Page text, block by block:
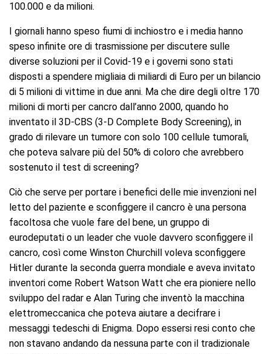
100.000 e da milioni.
I giornali hanno speso fiumi di inchiostro e i media hanno
speso infinite ore di trasmissione per discutere sulle
diverse soluzioni per il Covid-19 e i governi sono stati
disposti a spendere migliaia di miliardi di Euro per un bilancio
di 5 milioni di vittime in due anni. Ma che dire degli oltre 170
milioni di morti per cancro dall’anno 2000, quando ho
inventato il 3D-CBS (3-D Complete Body Screening), in
grado di rilevare un tumore con solo 100 cellule tumorali,
che poteva salvare più del 50% di coloro che avrebbero
sostenuto il test di screening?
Ciò che serve per portare i benefici delle mie invenzioni nel
letto del paziente e sconfiggere il cancro è una persona
facoltosa che vuole fare del bene, un gruppo di
eurodeputati o un leader che vuole davvero sconfiggere il
cancro, così come Winston Churchill voleva sconfiggere
Hitler durante la seconda guerra mondiale e aveva invitato
inventori come Robert Watson Watt che era pioniere nello
sviluppo del radar e Alan Turing che inventò la macchina
elettromeccanica che poteva aiutare a decifrare i
messaggi tedeschi di Enigma. Dopo essersi resi conto che
non stavano andando da nessuna parte con il tradizionale